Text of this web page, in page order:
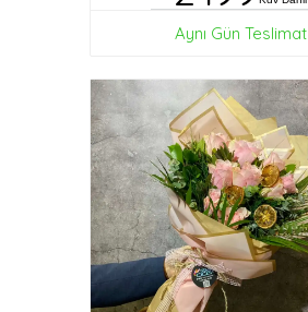
Aynı Gün Teslimat